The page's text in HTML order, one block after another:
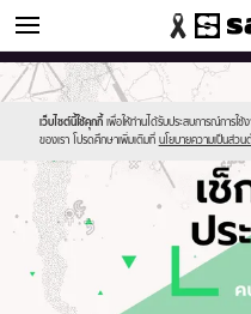
ดูดวง
เว็บไซต์นี้ใช้คุกกี้ เพื่อให้ท่านได้รับประสบการณ์การใ
ของเรา โปรดศึกษาเพิ่มเติมที่ นโยบายความเป็นส่วน
Sanook
//s.isanook.com/sr/0/images/
new-
sanook.png
600
60
//s.isanook.com/ho/0/ud/fxd/day/
horoscope-
wednesday.jpg